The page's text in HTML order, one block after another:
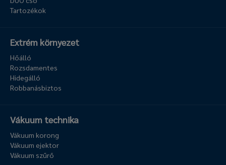
Tartozékok
Extrém környezet
Hőálló
Rozsdamentes
Hidegálló
Robbanásbiztos
Vákuum technika
Vákuum korong
Vákuum ejektor
Vákuum szűrő